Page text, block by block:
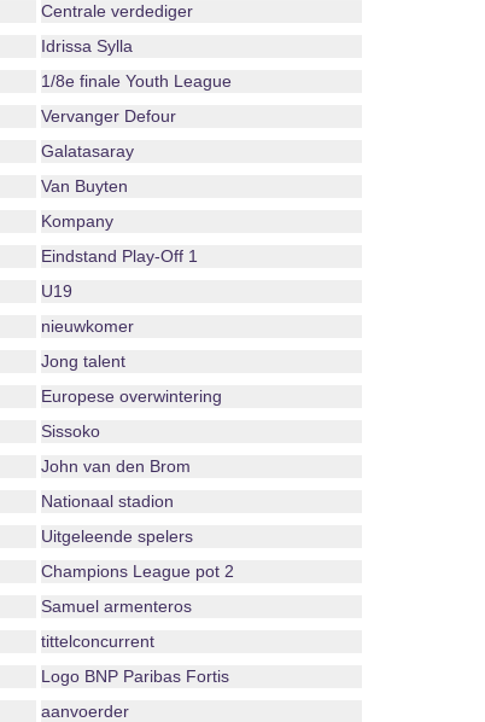
Centrale verdediger
Idrissa Sylla
1/8e finale Youth League
Vervanger Defour
Galatasaray
Van Buyten
Kompany
Eindstand Play-Off 1
U19
nieuwkomer
Jong talent
Europese overwintering
Sissoko
John van den Brom
Nationaal stadion
Uitgeleende spelers
Champions League pot 2
Samuel armenteros
tittelconcurrent
Logo BNP Paribas Fortis
aanvoerder